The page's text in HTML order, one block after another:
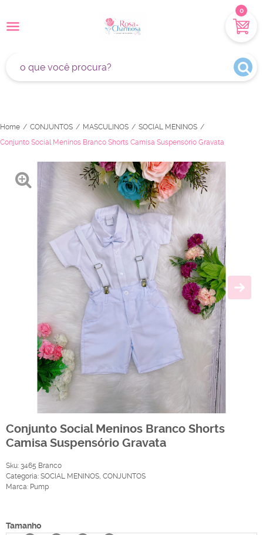
0
Home CONJUNTOS MASCULINOS
SOCIAL MENINOS
Conjunto Social Meninos Branco Shorts Camisa Suspensório Gravata
Conjunto Social Meninos Branco Shorts
Camisa Suspensório Gravata
Sku: 3465 Branco
Categoria: SOCIAL MENINOS, CONJUNTOS
Marca: Pump
Tamanho